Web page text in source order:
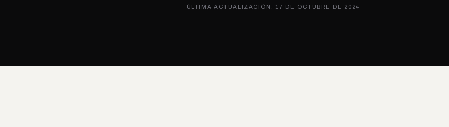
ÚLTIMA ACTUALIZACIÓN: 17 DE OCTUBRE DE 2024